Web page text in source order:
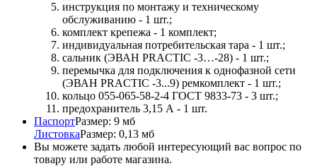
инструкция по монтажу и техническому
обслуживанию - 1 шт.;
комплект крепежа - 1 комплект;
индивидуальная потребительская тара - 1 шт.;
сальник (ЭВАН PRACTIC -3…-28) - 1 шт.;
перемычка для подключения к однофазной сети
(ЭВАН PRACTIC -3...9) ремкомплект - 1 шт.;
кольцо 055-065-58-2-4 ГОСТ 9833-73 - 3 шт.;
предохранитель 3,15 А - 1 шт.
ПаспортРазмер: 9 мб
ЛистовкаРазмер: 0,13 мб
Вы можете задать любой интересующий вас вопрос по
товару или работе магазина.